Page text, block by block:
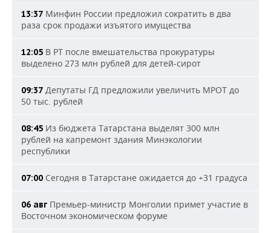
13:37 Минфин России предложил сократить в два
раза срок продажи изъятого имущества
12:05 В РТ после вмешательства прокуратуры
выделено 273 млн рублей для детей-сирот
09:37 Депутаты ГД предложили увеличить МРОТ до
50 тыс. рублей
08:45 Из бюджета Татарстана выделят 300 млн
рублей на капремонт здания Минэкологии
республики
07:00 Сегодня в Татарстане ожидается до +31 градуса
06 авг Премьер-министр Монголии примет участие в
Восточном экономическом форуме